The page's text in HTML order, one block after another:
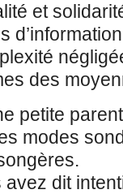
et
des
petite
modes
avez dit